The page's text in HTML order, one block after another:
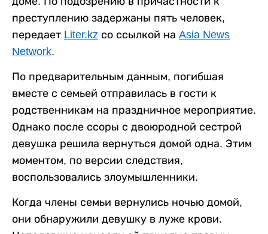
преступлению задержаны пять человек,
передает Liter.kz со ссылкой на Asia News
Network.
По предварительным данным, погибшая
вместе с семьей отправилась в гости к
родственникам на праздничное мероприятие.
Однако после ссоры с двоюродной сестрой
девушка решила вернуться домой одна. Этим
моментом, по версии следствия,
воспользовались злоумышленники.
Когда члены семьи вернулись ночью домой,
они обнаружили девушку в луже крови.